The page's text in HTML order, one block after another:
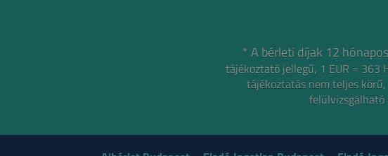
* A bérleti díjak 12
tájékoztató jellegű, 1 EUR = 363
tájékoztatás nem teljes
felülvizsgálható